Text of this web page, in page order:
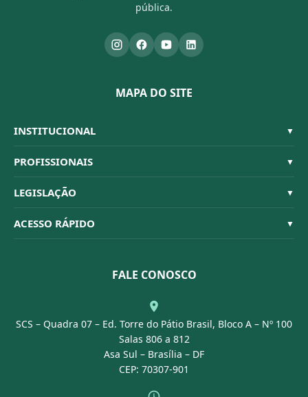
pública.
MAPA DO SITE
INSTITUCIONAL ▼
Sistema CFBM
Quem Somos
Organograma
Conselheiros
PROFISSIONAIS ▼
Habilitações
Código de Ética
Dúvidas Frequentes
LEGISLAÇÃO ▼
Resoluções
ACESSO RÁPIDO ▼
Portal Transparência
FALE CONOSCO
SCS – Quadra 07 – Ed. Torre do Pátio Brasil, Bloco A – Nº 100
Salas 806 a 812
Asa Sul – Brasília – DF
CEP: 70307-901